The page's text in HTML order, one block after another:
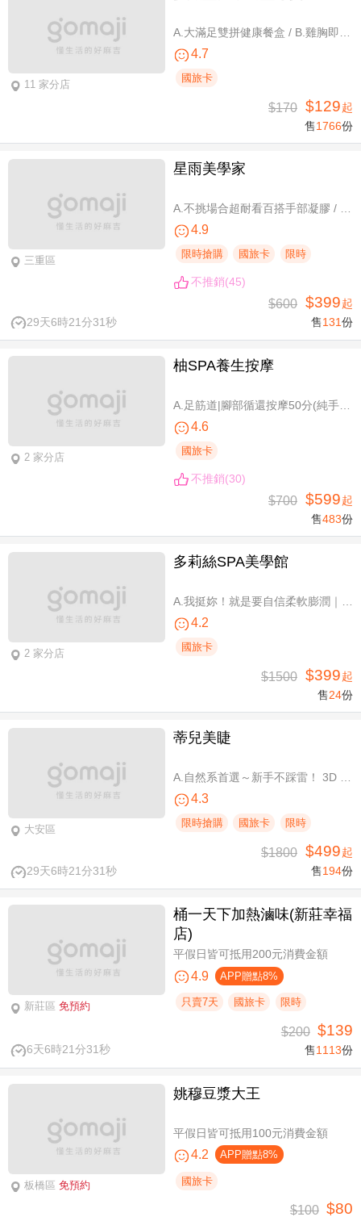
11 家分店
4.7
國旅卡
$170 $129起
售1766份
三重區
星雨美學家
4.9
限時搶購 國旅卡 限時
不推銷(45)
29天6時21分31秒
$600 $399起
售131份
2 家分店
柚SPA養生按摩
4.6
國旅卡
不推銷(30)
$700 $599起
售483份
2 家分店
多莉絲SPA美學館
4.2
國旅卡
$1500 $399起
售24份
大安區
蒂兒美睫
4.3
限時搶購 國旅卡 限時
29天6時21分31秒
$1800 $499起
售194份
新莊區 免預約
桶一天下加熱滷味(新莊幸福
店)
平假日皆可抵用200元消費金額
4.9 APP贈點8%
只賣7天 國旅卡 限時
6天6時21分31秒
$200 $139
售1113份
板橋區 免預約
姚穆豆漿大王
平假日皆可抵用100元消費金額
4.2 APP贈點8%
國旅卡
$100 $80